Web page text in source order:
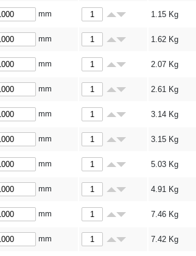
mm 1.15 Kg
mm 1.62 Kg
mm 2.07 Kg
mm 2.61 Kg
mm 3.14 Kg
mm 3.15 Kg
mm 5.03 Kg
mm 4.91 Kg
mm 7.46 Kg
mm 7.42 Kg